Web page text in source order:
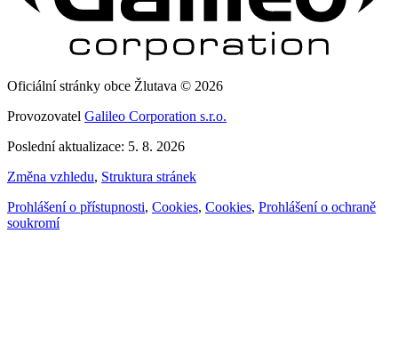
Oficiální stránky obce Žlutava © 2026
Provozovatel Galileo Corporation s.r.o.
Poslední aktualizace: 5. 8. 2026
Změna vzhledu, Struktura stránek
Prohlášení o přístupnosti, Cookies, Cookies, Prohlášení o ochraně
soukromí